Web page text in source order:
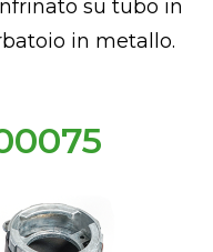
su tubo in
in metallo.